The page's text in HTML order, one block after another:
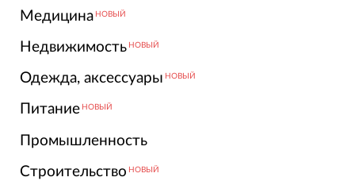
Медицина НОВЫЙ
Недвижимость НОВЫЙ
Одежда, аксессуары НОВЫЙ
Питание НОВЫЙ
Промышленность
Строительство НОВЫЙ